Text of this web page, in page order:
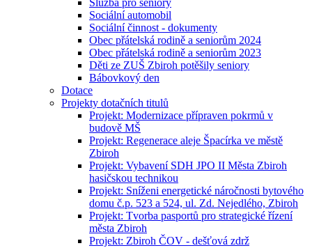
Služba pro seniory
Sociální automobil
Sociální činnost - dokumenty
Obec přátelská rodině a seniorům 2024
Obec přátelská rodině a seniorům 2023
Děti ze ZUŠ Zbiroh potěšily seniory
Bábovkový den
Dotace
Projekty dotačních titulů
Projekt: Modernizace přípraven pokrmů v
budově MŠ
Projekt: Regenerace aleje Špacírka ve městě
Zbiroh
Projekt: Vybavení SDH JPO II Města Zbiroh
hasičskou technikou
Projekt: Sníženi energetické náročnosti bytového
domu č.p. 523 a 524, ul. Zd. Nejedlého, Zbiroh
Projekt: Tvorba pasportů pro strategické řízení
města Zbiroh
Projekt: Zbiroh ČOV - dešťová zdrž